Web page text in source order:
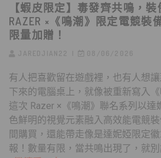
【蝦皮限定】毒發齊共鳴，裝
RAZER ×《鳴潮》限定電競裝
限量加贈！
有人把喜歡留在遊戲裡，也有人想
下來的電腦桌上，就像被重新寫入
這次 Razer ×《鳴潮》聯名系列以達
色鮮明的視覺元素融入高效能電競
間購買，還能帶走像是達妮婭限定
報！數量有限，當共鳴出現了，就